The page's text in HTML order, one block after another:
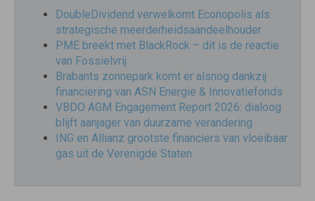
DoubleDividend verwelkomt Econopolis als
strategische meerderheidsaandeelhouder
PME breekt met BlackRock – dit is de reactie
van Fossielvrij
Brabants zonnepark komt er alsnog dankzij
financiering van ASN Energie & Innovatiefonds
VBDO AGM Engagement Report 2026: dialoog
blijft aanjager van duurzame verandering
ING en Allianz grootste financiers van vloeibaar
gas uit de Verenigde Staten